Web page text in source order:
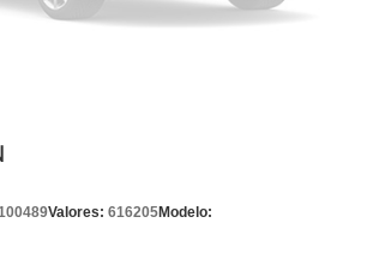
Valores: 616205Modelo: